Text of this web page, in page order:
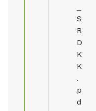
S
R
D
K
K
.
p
d